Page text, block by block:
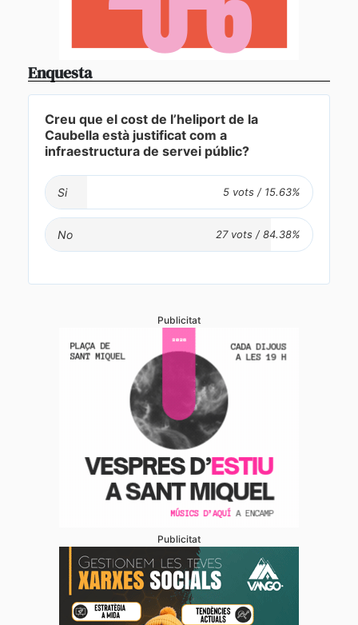
Enquesta
Creu que el cost de l’heliport de la
Caubella està justificat com a
infraestructura de servei públic?
Si
No
Publicitat
Publicitat